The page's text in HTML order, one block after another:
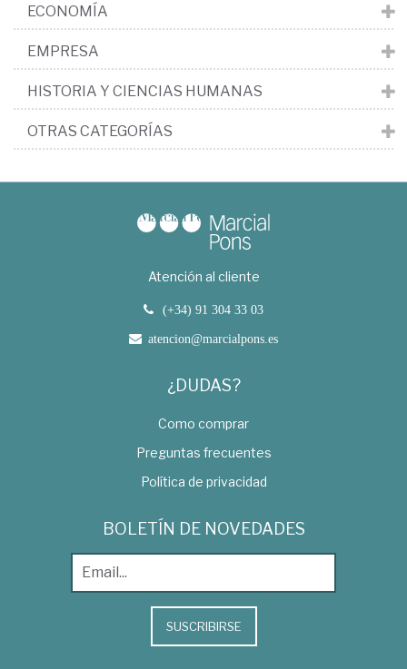
ECONOMÍA
EMPRESA
HISTORIA Y CIENCIAS HUMANAS
OTRAS CATEGORÍAS
Atención al cliente
(+34) 91 304 33 03
atencion@marcialpons.es
¿DUDAS?
Como comprar
Preguntas frecuentes
Política de privacidad
BOLETÍN DE NOVEDADES
SUSCRIBIRSE